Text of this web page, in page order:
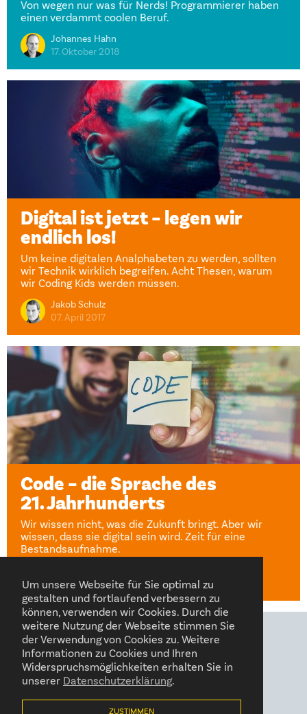
Um unsere Webseite für Sie optimal zu
gestalten und fortlaufend verbessern zu
können, verwenden wir Cookies. Durch die
weitere Nutzung der Webseite stimmen Sie
der Verwendung von Cookies zu. Weitere
Informationen zu Cookies und Ihren
Widerspruchsmöglichkeiten erhalten Sie in
unserer Datenschutzerklärung
ZUSTIMMEN
Von wegen nur was für Nerds! Programmierer haben
einen verdammt coolen Beruf.
Johannes Hahn
17. Oktober 2018
Digital ist jetzt – legen wir
endlich los!
Um keine digitalen Analphabeten zu werden, sollten
wir Technik wirklich begreifen. Acht Thesen, warum
wir Coding Kids werden müssen.
Jakob Schulz
07. April 2017
Code – die Sprache des
21. Jahrhunderts
Wir wissen nicht, was die Zukunft bringt. Aber wir
wissen, dass sie digital sein wird. Zeit für eine
Bestandsaufnahme.
12. Mai 2023
FOLGEN SIE UNS AUF